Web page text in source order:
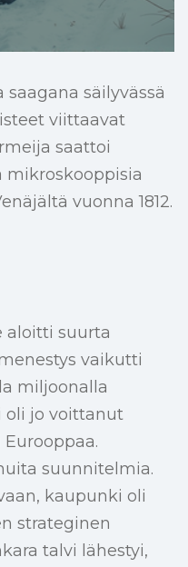
säilyvässä
viittaavat
saattoi
vuonna 1812.
aloitti suurta
vaikutti
miljoonalla
oli jo voittanut
suunnitelmia.
kaupunki oli
strateginen
talvi lähestyi,